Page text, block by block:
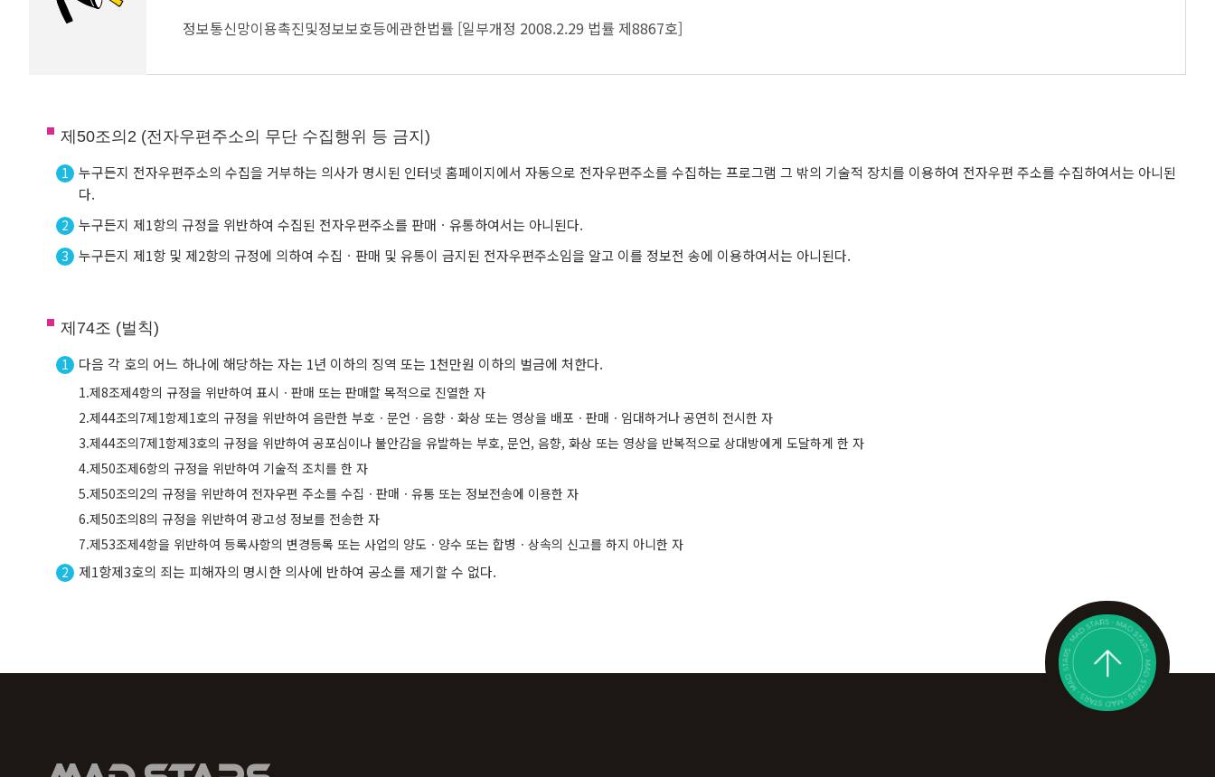
정보통신망이용촉진및정보보호등에관한법률 [일부개정 2008.2.29 법률 제8867호]
제50조의2 (전자우편주소의 무단 수집행위 등 금지)
1 누구든지 전자우편주소의 수집을 거부하는 의사가 명시된 인터넷 홈페이지에서 자동으로 전자우편주소를 수집하는 프로그램 그 밖의 기술적 장치를 이용하여 전자우편 주소를 수집하여서는 아니된
다.
2 누구든지 제1항의 규정을 위반하여 수집된 전자우편주소를 판매ㆍ유통하여서는 아니된다.
3 누구든지 제1항 및 제2항의 규정에 의하여 수집ㆍ판매 및 유통이 금지된 전자우편주소임을 알고 이를 정보전 송에 이용하여서는 아니된다.
제74조 (벌칙)
1
다음 각 호의 어느 하나에 해당하는 자는 1년 이하의 징역 또는 1천만원 이하의 벌금에 처한다.
1.제8조제4항의 규정을 위반하여 표시ㆍ판매 또는 판매할 목적으로 진열한 자
2.제44조의7제1항제1호의 규정을 위반하여 음란한 부호ㆍ문언ㆍ음향ㆍ화상 또는 영상을 배포ㆍ판매ㆍ임대하거나 공연히 전시한 자
3.제44조의7제1항제3호의 규정을 위반하여 공포심이나 불안감을 유발하는 부호, 문언, 음향, 화상 또는 영상을 반복적으로 상대방에게 도달하게 한 자
4.제50조제6항의 규정을 위반하여 기술적 조치를 한 자
5.제50조의2의 규정을 위반하여 전자우편 주소를 수집ㆍ판매ㆍ유통 또는 정보전송에 이용한 자
6.제50조의8의 규정을 위반하여 광고성 정보를 전송한 자
7.제53조제4항을 위반하여 등록사항의 변경등록 또는 사업의 양도ㆍ양수 또는 합병ㆍ상속의 신고를 하지 아니한 자
2
제1항제3호의 죄는 피해자의 명시한 의사에 반하여 공소를 제기할 수 없다.